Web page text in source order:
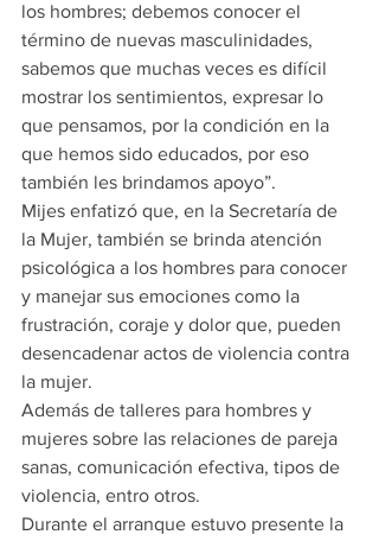
los hombres; debemos conocer el
término de nuevas masculinidades,
sabemos que muchas veces es difícil
mostrar los sentimientos, expresar lo
que pensamos, por la condición en la
que hemos sido educados, por eso
también les brindamos apoyo”.
Mijes enfatizó que, en la Secretaría de
la Mujer, también se brinda atención
psicológica a los hombres para conocer
y manejar sus emociones como la
frustración, coraje y dolor que, pueden
desencadenar actos de violencia contra
la mujer.
Además de talleres para hombres y
mujeres sobre las relaciones de pareja
sanas, comunicación efectiva, tipos de
violencia, entro otros.
Durante el arranque estuvo presente la